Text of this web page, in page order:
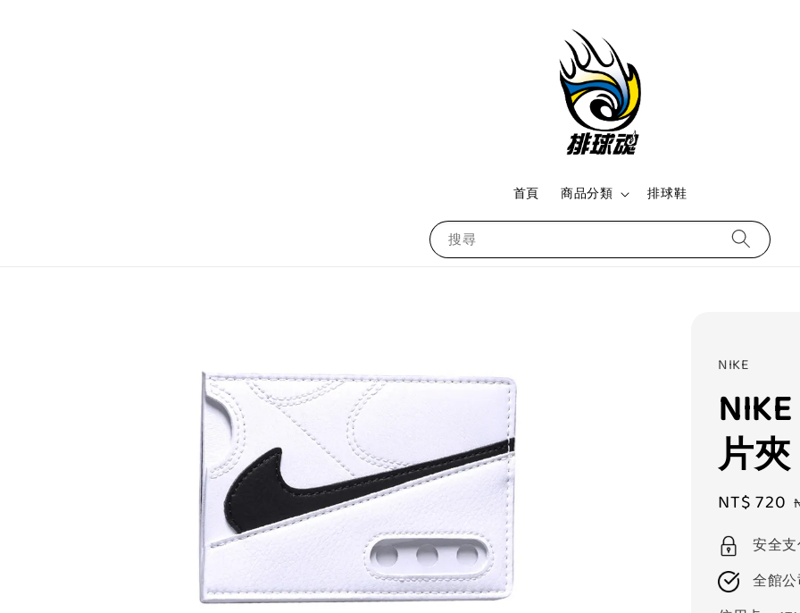
搜尋
首頁 商品分類 排球鞋
NIKE
片夾
Sale
price
NT$ 720
安全
全館